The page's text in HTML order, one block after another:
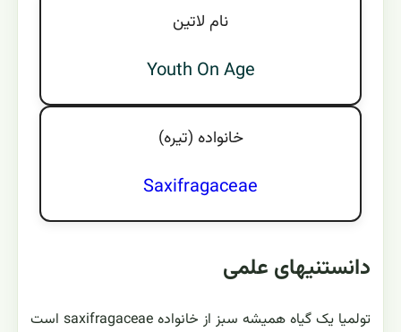
نام لاتين
Youth On Age
خانواده (تيره)
Saxifragaceae
دانستنیهای علمی
تولمیا یک گیاه همیشه سبز از خانواده saxifragaceae است